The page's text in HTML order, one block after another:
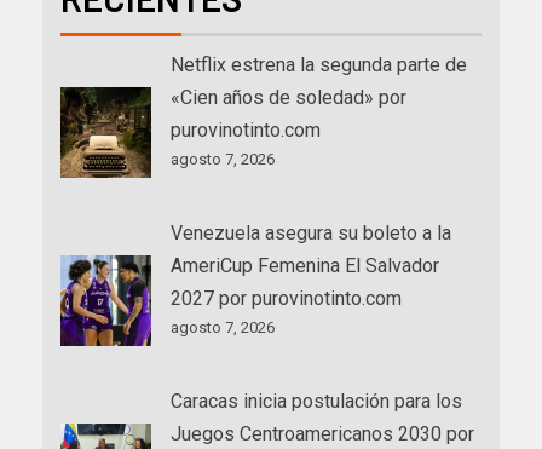
Netflix estrena la segunda parte de
«Cien años de soledad» por
purovinotinto.com
agosto 7, 2026
Venezuela asegura su boleto a la
AmeriCup Femenina El Salvador
2027 por purovinotinto.com
agosto 7, 2026
Caracas inicia postulación para los
Juegos Centroamericanos 2030 por